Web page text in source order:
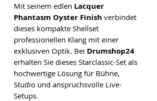
Mit seinem edlen Lacquer
Phantasm Oyster Finish verbindet
dieses kompakte Shellset
professionellen Klang mit einer
exklusiven Optik. Bei Drumshop24
erhalten Sie dieses Starclassic-Set als
hochwertige Lösung für Bühne,
Studio und anspruchsvolle Live-
Setups.